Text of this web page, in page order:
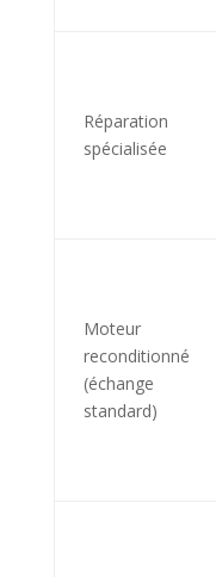
Réparation
spécialisée
Moteur
reconditionné
(échange
standard)